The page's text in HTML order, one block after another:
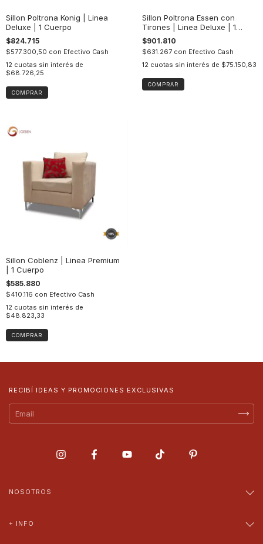
Sillon Poltrona Konig | Linea
Deluxe | 1 Cuerpo
$824.715
$577.300,50 con Efectivo Cash
12 cuotas sin interés de
$68.726,25
COMPRAR
Sillon Poltrona Essen con
Tirones | Linea Deluxe | 1
Cuerpo
$901.810
$631.267 con Efectivo Cash
12 cuotas sin interés de $75.150,83
COMPRAR
Sillon Coblenz | Linea Premium
| 1 Cuerpo
$585.880
$410.116 con Efectivo Cash
12 cuotas sin interés de
$48.823,33
COMPRAR
RECIBÍ IDEAS Y PROMOCIONES EXCLUSIVAS
NOSOTROS
+ INFO